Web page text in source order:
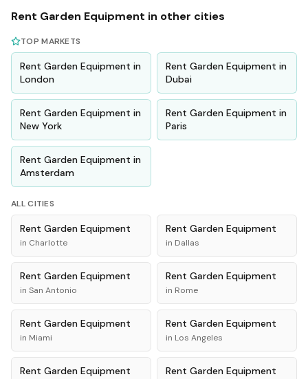
Rent Garden Equipment in other cities
TOP MARKETS
Rent Garden Equipment in
London
Rent Garden Equipment in
Dubai
Rent Garden Equipment in
New York
Rent Garden Equipment in
Paris
Rent Garden Equipment in
Amsterdam
ALL CITIES
Rent Garden Equipment
in Charlotte
Rent Garden Equipment
in Dallas
Rent Garden Equipment
in San Antonio
Rent Garden Equipment
in Rome
Rent Garden Equipment
in Miami
Rent Garden Equipment
in Los Angeles
Rent Garden Equipment Rent Garden Equipment